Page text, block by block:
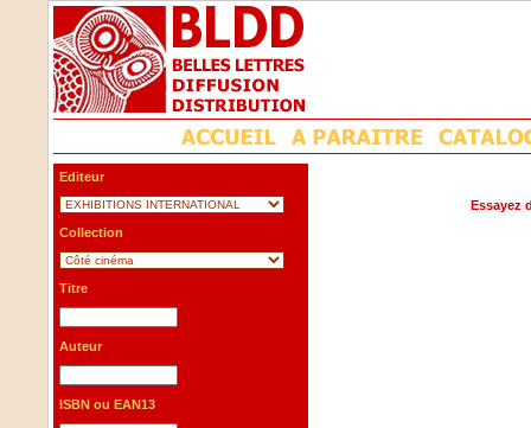
Editeur
Collection
Titre
Auteur
ISBN ou EAN13
Essayez